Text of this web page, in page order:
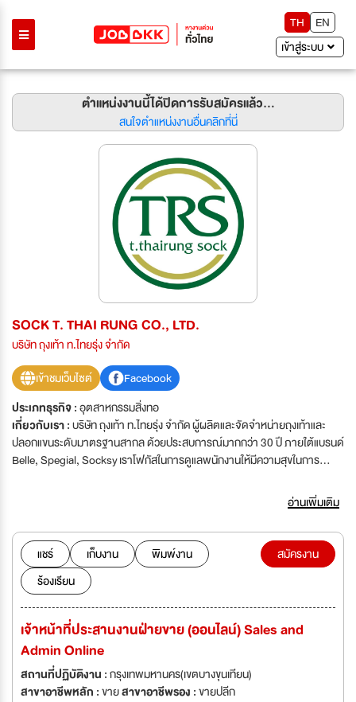
TH
EN
เข้าสู่ระบบ
ตำแหน่งงานนี้ได้ปิดการรับสมัครแล้ว...
สนใจตำแหน่งงานอื่นคลิกที่นี่
SOCK T. THAI RUNG CO., LTD.
บริษัท ถุงเท้า ท.ไทยรุ่ง จำกัด
เข้าชมเว็บไซต์
Facebook
ประเภทธุรกิจ :อุตสาหกรรมสิ่งทอ
เกี่ยวกับเรา :บริษัท ถุงเท้า ท.ไทยรุ่ง จำกัด ผู้ผลิตและจัดจำหน่ายถุงเท้าและ
ปลอกแขนระดับมาตรฐานสากล ด้วยประสบการณ์มากกว่า 30 ปี ภายใต้แบรนด์
Belle, Spegial, Socksy เราโฟกัสในการดูแลพนักงานให้มีความสุขในการ
นอกจากนั้นเรายังสนับสนุนพนักงานทุกคนให้สามารถพัฒนาและเติบโตขึ้น
เรื่อยๆ วัฒนธรรมในการทำงาน ทุกคนร่วมมือกันทำงานในแบบทีมเวิร์คคือช่วย
เหลือซึ่งกันและกันเพื่อให้การทำงานเป็นไปอย่างราบรื่นและมีประสิทธิภาพมาก
ที่สุด เราอยากให้พนักงานยึดถือความสำเร็จและความพอใจสูงสุดของลูกค้าเป็น
หัวใจของการทำงาน
อ่านเพิ่มเติม
แชร์ เก็บงาน
พิมพ์งาน
ร้องเรียน
สมัครงาน
เจ้าหน้าที่ประสานงานฝ่ายขาย (ออนไลน์) Sales and
Admin Online
สถานที่ปฏิบัติงาน :กรุงเทพมหานคร(เขตบางขุนเทียน)
สาขาอาชีพหลัก :ขายสาขาอาชีพรอง :ขายปลีก